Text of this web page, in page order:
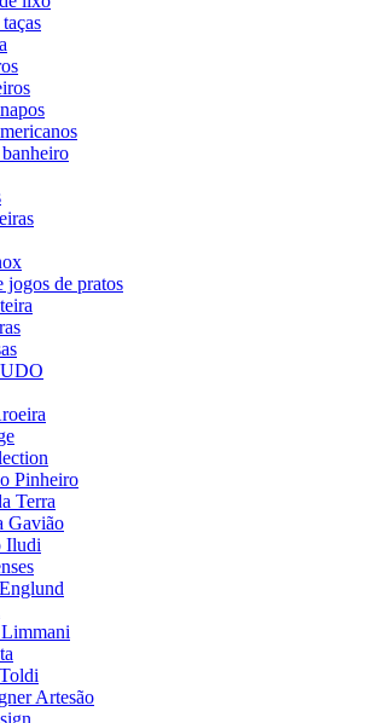
jogos de pratos
Pinheiro
Terra
Gavião
Iludi
Artesão